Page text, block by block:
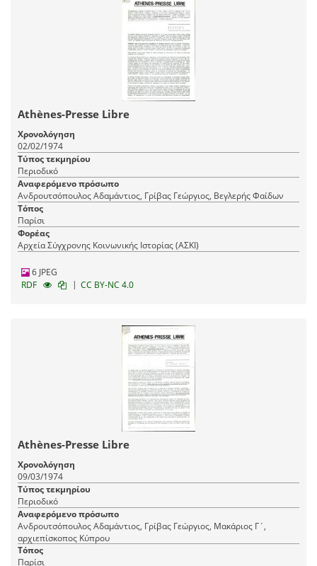
Athènes-Presse Libre
Χρονολόγηση
02/02/1974
Τύπος τεκμηρίου
Περιοδικό
Αναφερόμενο πρόσωπο
Ανδρουτσόπουλος Αδαμάντιος, Γρίβας Γεώργιος, Βεγλερής Φαίδων
Τόπος
Παρίσι
Φορέας
Αρχεία Σύγχρονης Κοινωνικής Ιστορίας (ΑΣΚΙ)
6 JPEG
RDF
| CC BY-NC 4.0
Athènes-Presse Libre
Χρονολόγηση
09/03/1974
Τύπος τεκμηρίου
Περιοδικό
Αναφερόμενο πρόσωπο
Ανδρουτσόπουλος Αδαμάντιος, Γρίβας Γεώργιος, Μακάριος Γ΄,
αρχιεπίσκοπος Κύπρου
Τόπος
Παρίσι